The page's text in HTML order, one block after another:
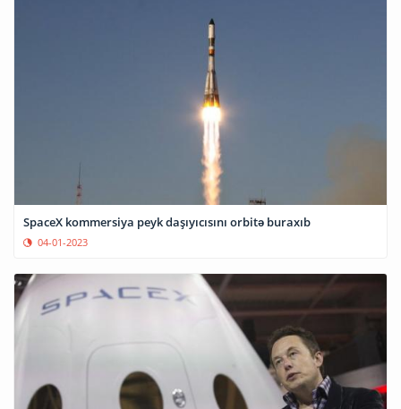
SpaceX kommersiya peyk daşıyıcısını orbitə buraxıb
04-01-2023